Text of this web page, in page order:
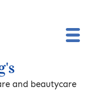
and beautycare